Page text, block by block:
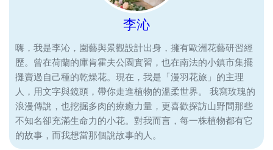
李沁
嗨，我是李沁，園藝與景觀設計出身，擁有歐洲花藝研習經
歷。曾在荷蘭的庫肯霍夫公園實習，也在南法的小鎮市集擺
攤賣過自己種的乾燥花。現在，我是「漫羽花旅」的主理
人，用文字與鏡頭，帶你走進植物的溫柔世界。 我寫玫瑰的
浪漫傳說，也挖掘多肉的療癒力量，更喜歡探訪山野間那些
不知名卻充滿生命力的小花。對我而言，每一株植物都有它
的故事，而我想當那個說故事的人。